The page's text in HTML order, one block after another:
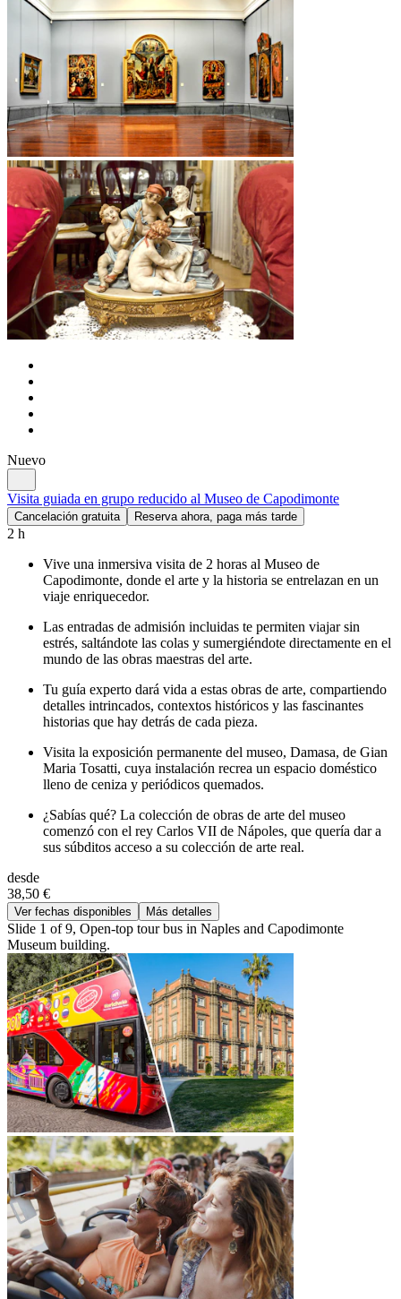
Nuevo
Visita guiada en grupo reducido al Museo de Capodimonte
Cancelación gratuita Reserva ahora, paga más tarde
2 h
Vive una inmersiva visita de 2 horas al Museo de
Capodimonte, donde el arte y la historia se entrelazan en un
viaje enriquecedor.
Las entradas de admisión incluidas te permiten viajar sin
estrés, saltándote las colas y sumergiéndote directamente en el
mundo de las obras maestras del arte.
Tu guía experto dará vida a estas obras de arte, compartiendo
detalles intrincados, contextos históricos y las fascinantes
historias que hay detrás de cada pieza.
Visita la exposición permanente del museo, Damasa, de Gian
Maria Tosatti, cuya instalación recrea un espacio doméstico
lleno de ceniza y periódicos quemados.
¿Sabías qué? La colección de obras de arte del museo
comenzó con el rey Carlos VII de Nápoles, que quería dar a
sus súbditos acceso a su colección de arte real.
desde
38,50 €
Ver fechas disponibles Más detalles
Slide 1 of 9, Open-top tour bus in Naples and Capodimonte
Museum building.